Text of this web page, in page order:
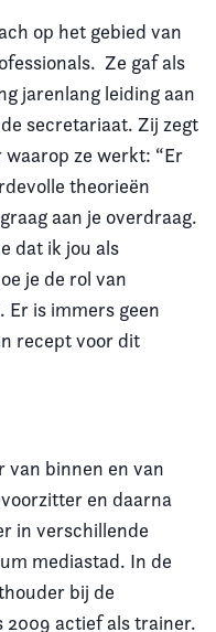
op het gebied van
Ze gaf als
jarenlang leiding aan
secretariaat. Zij zegt
ze werkt: “Er
theorieën
aan je overdraag.
dat ik jou als
je de rol van
Er is immers geen
recept voor dit
van binnen en van
en daarna
in verschillende
mediastad. In de
bij de
2009 actief als trainer.